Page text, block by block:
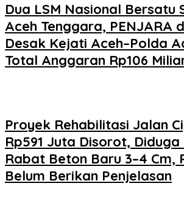
Dua LSM Nasional Bersatu
Aceh Tenggara, PENJARA
Desak Kejati Aceh–Polda
Total Anggaran Rp106
Proyek Rehabilitasi Jalan
Rp591 Juta Disorot,
Rabat Beton Baru 3–4 Cm,
Belum Berikan Penjelasan